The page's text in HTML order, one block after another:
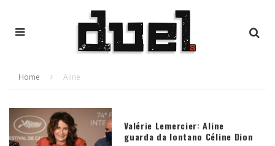
Home Aline
Valérie Lemercier: Aline
guarda da lontano Céline Dion